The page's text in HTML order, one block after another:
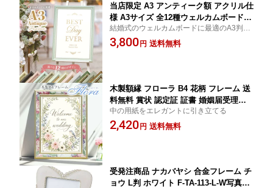
当店限定 A3 アンティーク額 アクリル仕
様 A3サイズ 全12種ウェルカムボード
認定証 賞状 ポスター アクリル フレー
ム 額縁 アンティーク ヴィンテージ パ
結婚式のウェルカムボードに最適のA3判！
12種類から選べる厳選のアンティーク調フ
レーム
3,800 円 送料無料
木製額縁 フローラ B4 花柄 フレーム 送
料無料 賞状 認定証 証書 婚姻届受理証
明書 お祝い 記念 ウェディング ウェル
カムボード 結婚式
中の用紙をエレガントに引き立てる
2,420 円 送料無料
受発注商品 ナカバヤシ 合金フレーム チ
ョウ L判 ホワイト F-TA-113-L-W写真立